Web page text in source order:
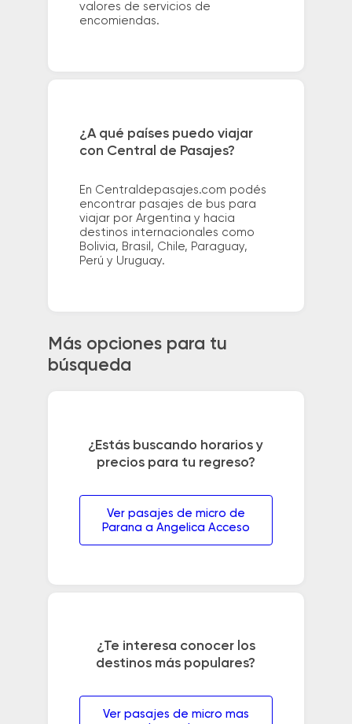
valores de servicios de
encomiendas.
¿A qué países puedo viajar
con Central de Pasajes?
En Centraldepasajes.com podés
encontrar pasajes de bus para
viajar por Argentina y hacia
destinos internacionales como
Bolivia, Brasil, Chile, Paraguay,
Perú y Uruguay.
Más opciones para tu
búsqueda
¿Estás buscando horarios y
precios para tu regreso?
Ver pasajes de micro de
Parana a Angelica Acceso
¿Te interesa conocer los
destinos más populares?
Ver pasajes de micro mas